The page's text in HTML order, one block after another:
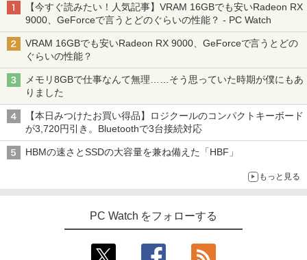
【今すぐ読みたい！人気記事】VRAM 16GBでも安いRadeon RX
9000、GeForceで言うとどのぐらいの性能？ - PC Watch
VRAM 16GBでも安いRadeon RX 9000、GeForceで言うとどの
ぐらいの性能？
メモリ8GBで仕事なんて無理……そう思っていた時期が僕にもあ
りました
【本日みつけたお買い得品】ロジクールのコンパクトキーボード
が3,720円引き。Bluetoothで3台接続対応
HBMの速さとSSDの大容量を兼ね備えた「HBF」
もっと見る
PC Watch をフォローする